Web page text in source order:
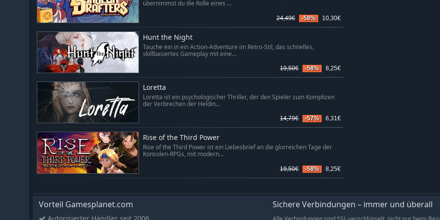
übernimmst du die Rolle eines ...
24,49€ -58% 10,30€
Hunt the Night
Tauche ein in ein Action-Adventure im Retro-Stil, das schnelles,
skillbasiertes Gameplay mit eine...
19,50€ -58% 8,25€
Loretta
Loretta ist ein psychologischer Thriller, der den Spieler zum Komplizen
der Verbrechen der Heldin...
14,79€ -57% 6,31€
Rise of the Third Power
Rise of the Third Power ist ein Liebesbrief an die glorreichen Tage der
Konsolen-RPGs, mit modern...
19,50€ -58% 8,25€
Vorteil Gamesplanet.com Sichere Verbindungen – immer und überall